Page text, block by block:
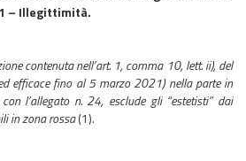
– Illegittimità.
contenuta nell’art. 1, comma 10, lett. ii), del
efficace fino al 5 marzo 2021) nella parte in
l’allegato n. 24, esclude gli “estetisti” dai
in zona rossa(1).